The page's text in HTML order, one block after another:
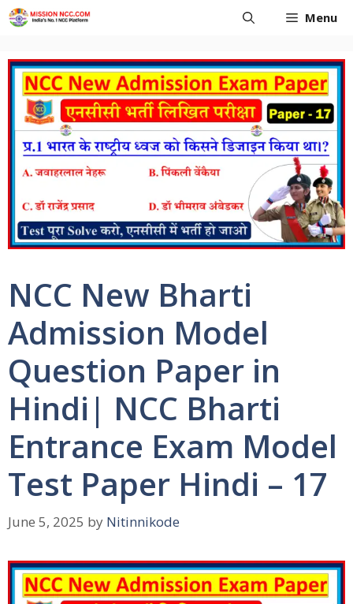
Skip
to
Menu
NCC New Bharti
Admission Model
Question Paper in
Hindi| NCC Bharti
Entrance Exam Model
Test Paper Hindi – 17
June 5, 2025 by Nitinnikode